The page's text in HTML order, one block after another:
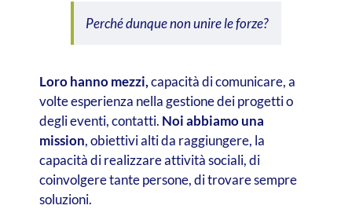
Perché dunque non unire le forze?
Loro hanno mezzi,capacità di comunicare, a
volte esperienza nella gestione dei progetti o
degli eventi, contatti. Noi abbiamo una
mission, obiettivi alti da raggiungere, la
capacità di realizzare attività sociali, di
coinvolgere tante persone, di trovare sempre
soluzioni.